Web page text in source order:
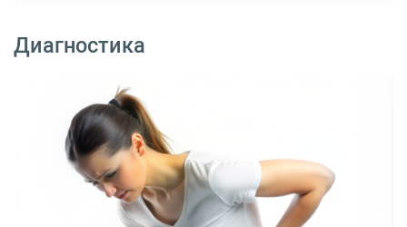
Диагностика